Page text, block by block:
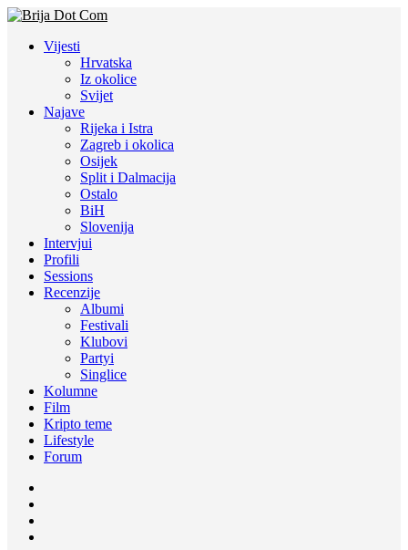
Vijesti
Hrvatska
Iz okolice
Svijet
Najave
Rijeka i Istra
Zagreb i okolica
Osijek
Split i Dalmacija
Ostalo
BiH
Slovenija
Intervjui
Profili
Sessions
Recenzije
Albumi
Festivali
Klubovi
Partyi
Singlice
Kolumne
Film
Kripto teme
Lifestyle
Forum